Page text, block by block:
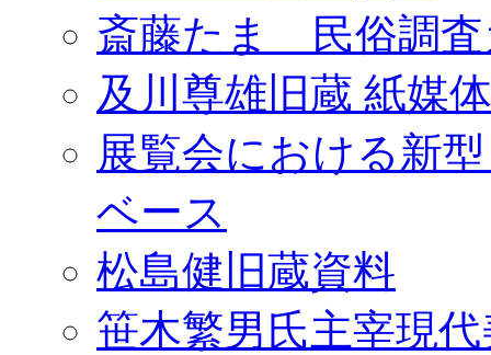
斎藤たま 民俗調査
及川尊雄旧蔵 紙媒
展覧会における新
ベース
松島健旧蔵資料
笹木繁男氏主宰現